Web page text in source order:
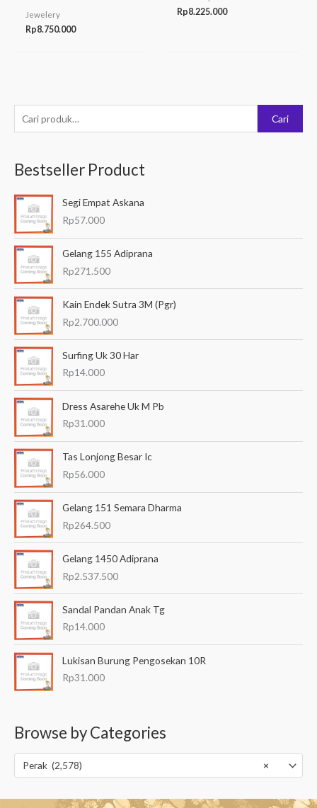
e
c
a
u
n
u
Cari
Bestseller Product
Segi Empat Askana
Rp57.000
Gelang 155 Adiprana
Rp271.500
Kain Endek Sutra 3M (Pgr)
Rp2.700.000
Surfing Uk 30 Har
Rp14.000
Dress Asarehe Uk M Pb
Rp31.000
Tas Lonjong Besar Ic
Rp56.000
Gelang 151 Semara Dharma
Rp264.500
Gelang 1450 Adiprana
Rp2.537.500
Sandal Pandan Anak Tg
Rp14.000
Lukisan Burung Pengosekan 10R
Rp31.000
Browse by Categories
×
Perak (2,578)
Jewelery
Rp8.750.000
Rp8.225.000